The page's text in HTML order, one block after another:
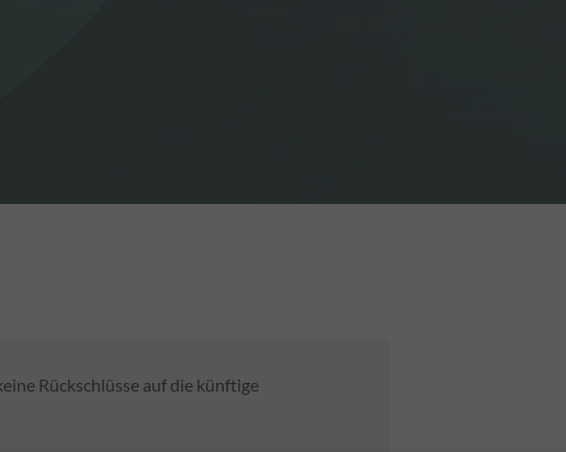
Rückschlüsse auf die künftige